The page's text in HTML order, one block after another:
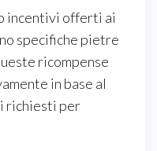
incentivi offerti ai
specifiche pietre
ricompense
in base al
richiesti per